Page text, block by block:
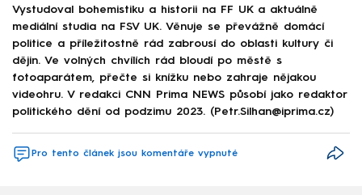
Vystudoval bohemistiku a historii na FF UK a aktuálně
mediální studia na FSV UK. Věnuje se převážně domácí
politice a příležitostně rád zabrousí do oblasti kultury či
dějin. Ve volných chvílích rád bloudí po městě s
fotoaparátem, přečte si knížku nebo zahraje nějakou
videohru. V redakci CNN Prima NEWS působí jako redaktor
politického dění od podzimu 2023. (Petr.Silhan@iprima.cz)
Pro tento článek jsou komentáře vypnuté